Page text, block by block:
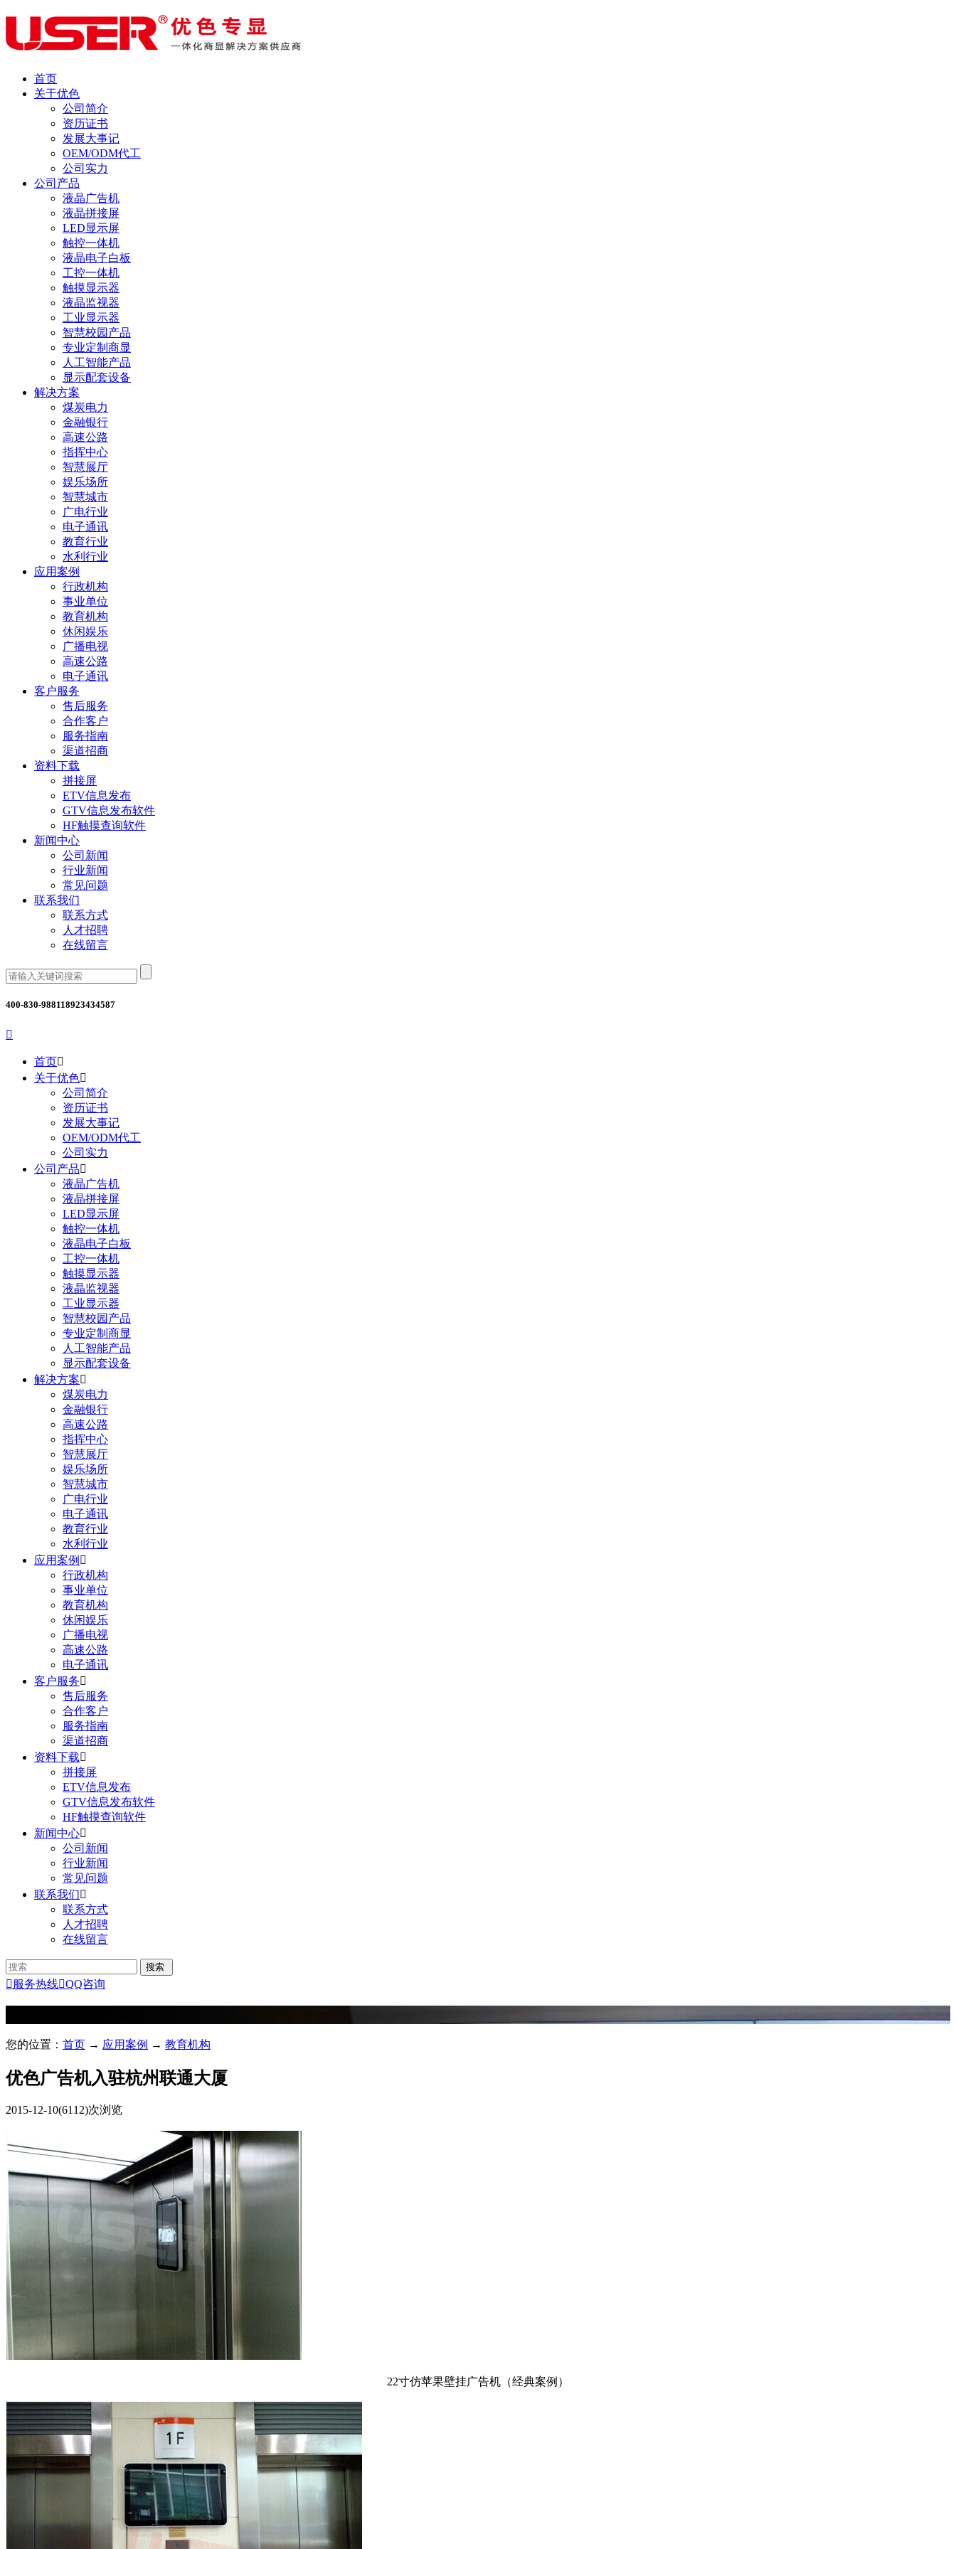
首页
关于优色
公司简介
资历证书
发展大事记
OEM/ODM代工
公司实力
公司产品
液晶广告机
液晶拼接屏
LED显示屏
触控一体机
液晶电子白板
工控一体机
触摸显示器
液晶监视器
工业显示器
智慧校园产品
专业定制商显
人工智能产品
显示配套设备
解决方案
煤炭电力
金融银行
高速公路
指挥中心
智慧展厅
娱乐场所
智慧城市
广电行业
电子通讯
教育行业
水利行业
应用案例
行政机构
事业单位
教育机构
休闲娱乐
广播电视
高速公路
电子通讯
客户服务
售后服务
合作客户
服务指南
渠道招商
资料下载
拼接屏
ETV信息发布
GTV信息发布软件
HF触摸查询软件
新闻中心
公司新闻
行业新闻
常见问题
联系我们
联系方式
人才招聘
在线留言
400-830-988118923434587

首页
关于优色
公司简介
资历证书
发展大事记
OEM/ODM代工
公司实力
公司产品
液晶广告机
液晶拼接屏
LED显示屏
触控一体机
液晶电子白板
工控一体机
触摸显示器
液晶监视器
工业显示器
智慧校园产品
专业定制商显
人工智能产品
显示配套设备
解决方案
煤炭电力
金融银行
高速公路
指挥中心
智慧展厅
娱乐场所
智慧城市
广电行业
电子通讯
教育行业
水利行业
应用案例 
行政机构
事业单位
教育机构
休闲娱乐
广播电视
高速公路
电子通讯
客户服务
售后服务
合作客户
服务指南
渠道招商
资料下载
拼接屏
ETV信息发布
GTV信息发布软件
HF触摸查询软件
新闻中心
公司新闻
行业新闻
常见问题
联系我们
联系方式
人才招聘
在线留言
 服务热线QQ咨询
您的位置： 首页 → 应用案例 → 教育机构
优色广告机入驻杭州联通大厦
2015-12-10(6112)次浏览
22寸仿苹果壁挂广告机（经典案例）